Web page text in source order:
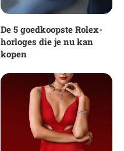
De 5 goedkoopste Rolex-
horloges die je nu kan
kopen